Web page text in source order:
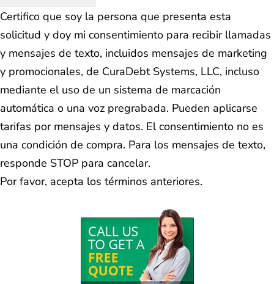
Certifico que soy la persona que presenta esta
solicitud y doy mi consentimiento para recibir llamadas
y mensajes de texto, incluidos mensajes de marketing
y promocionales, de CuraDebt Systems, LLC, incluso
mediante el uso de un sistema de marcación
automática o una voz pregrabada. Pueden aplicarse
tarifas por mensajes y datos. El consentimiento no es
una condición de compra. Para los mensajes de texto,
responde STOP para cancelar.
Por favor, acepta los términos anteriores.